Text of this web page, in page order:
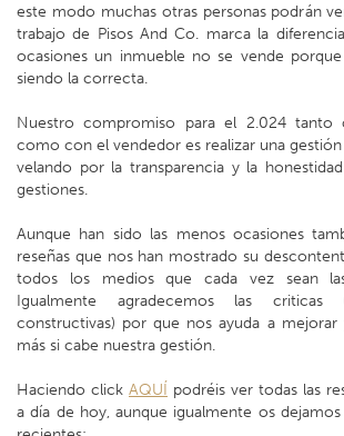
este modo muchas otras personas podrán
trabajo de Pisos And Co. marca la
ocasiones un inmueble no se vende
siendo la correcta.
Nuestro compromiso para el 2.024 tanto
como con el vendedor es realizar una
velando por la transparencia y la
gestiones.
Aunque han sido las menos ocasiones
reseñas que nos han mostrado su
todos los medios que cada vez sean
Igualmente agradecemos las
constructivas) por que nos ayuda a
más si cabe nuestra gestión.
Haciendo click AQUÍ podréis ver todas las
a día de hoy, aunque igualmente os dejamos